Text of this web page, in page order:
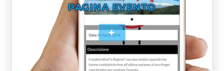
PAGINA EVENTO
+